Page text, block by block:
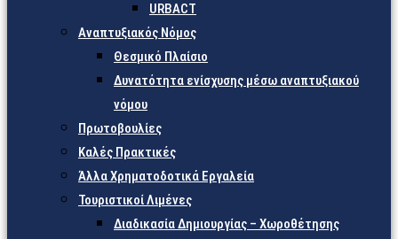
URBACT
Αναπτυξιακός Νόμος
Θεσμικό Πλαίσιο
Δυνατότητα ενίσχυσης μέσω αναπτυξιακού
νόμου
Πρωτοβουλίες
Καλές Πρακτικές
Άλλα Χρηματοδοτικά Εργαλεία
Τουριστικοί Λιμένες
Διαδικασία Δημιουργίας – Χωροθέτησης